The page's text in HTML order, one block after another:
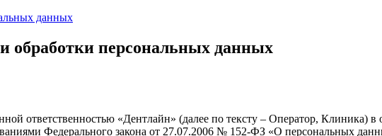
данных
обработки персональных данных
ответственностью «Дентлайн» (далее по тексту – Оператор,
Федерального закона от 27.07.2006 № 152-ФЗ «О персональных